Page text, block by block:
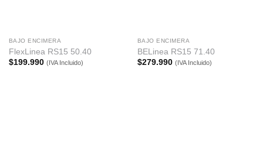
BAJO ENCIMERA
FlexLinea RS15 50.40
$199.990 (IVA Incluido)
BAJO ENCIMERA
BELinea RS15 71.40
$279.990 (IVA Incluido)